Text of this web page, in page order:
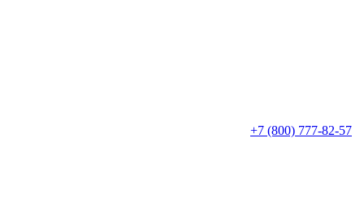
+7 (800) 777-82-57